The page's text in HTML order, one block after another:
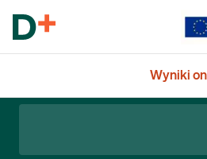
Wyniki